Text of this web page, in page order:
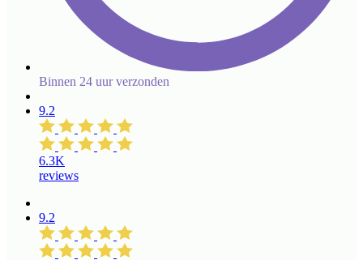
Binnen 24 uur verzonden
9.2
6.3K
reviews
9.2